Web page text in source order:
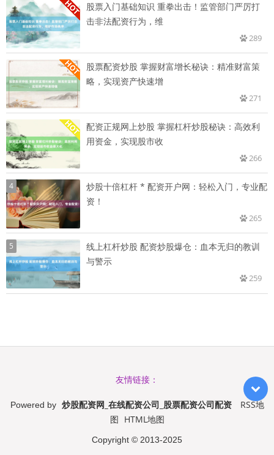
股票入门基础知识 重拳出击！监管部门严厉打
击非法配资行为，维
289
股票配资炒股 掌握财富增长秘诀：精准财富策
略，实现资产快速增
271
配资正规网上炒股 掌握杠杆炒股秘诀：高效利
用资金，实现股市收
266
4
炒股十倍杠杆 * 配资开户网：轻松入门，专业配
资！
265
5
线上杠杆炒股 配资炒股爆仓：血本无归的教训
与警示
259
友情链接：
Powered by 炒股配资网_在线配资公司_股票配资公司配资
RSS地
图 HTML地图
Copyright © 2013-2025